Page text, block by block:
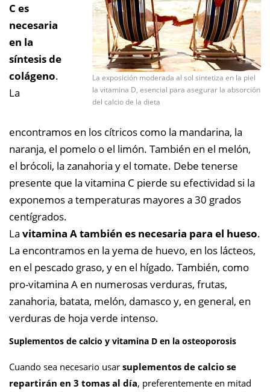
La exposición moderada al sol sintetiza en la piel
la vitamina D, esencial para asegurar la absorción
del calcio de la dieta
C es
necesaria
en la
síntesis de
colágeno.
La
encontramos en los cítricos como la mandarina, la
naranja, el pomelo o el limón. También en el melón,
el brócoli, la zanahoria y el tomate. Debe tenerse
presente que la vitamina C pierde su efectividad si la
exponemos a temperaturas mayoresa 30 grados
centígrados.
La vitamina A también es necesaria para el hueso.
La encontramos en la yema de huevo, en los lácteos,
en el pescado graso, y en el hígado. También, como
pro-vitamina A en numerosas verduras, frutas,
zanahoria, batata, melón, damasco y, en general, en
verduras de hoja verde intenso.
Suplementos de calcio y vitamina D en la osteoporosis
Cuando sea necesario usar suplementos de calcio se
repartirán en 3 tomas al día, preferentemente en mitad